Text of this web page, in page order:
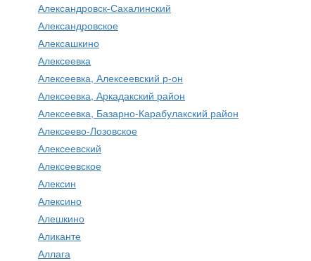
Александровск-Сахалинский
Александровское
Алексашкино
Алексеевка
Алексеевка, Алексеевский р-он
Алексеевка, Аркадакский район
Алексеевка, Базарно-Карабулакский район
Алексеево-Лозовское
Алексеевский
Алексеевское
Алексин
Алексино
Алешкино
Аликанте
Аллага